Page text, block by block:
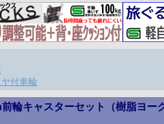
付車輪
輪キャスターセット（樹脂ヨー